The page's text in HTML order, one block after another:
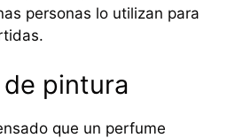
personas lo utilizan para
pintura
que un perfume